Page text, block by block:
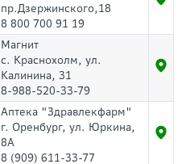
пр.Дзержинского,18
8 800 700 91 19
Магнит
с. Краснохолм, ул.
Калинина, 31
8-988-520-33-79
Аптека "Здравлекфарм"
г. Оренбург, ул. Юркина,
8А
8 (909) 611-33-77